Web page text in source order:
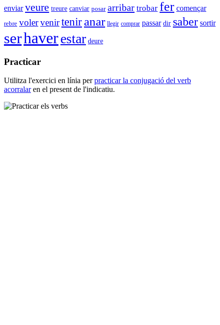
enviar veure treure canviar posar arribar trobar fer començar
rebre volervenirteniranar llegir comprar passar dir saber sortir
serhaverestar deure
Practicar
Utilitza l'exercici en línia perpracticar la conjugació del verb
acorralaren el present de l'indicatiu.